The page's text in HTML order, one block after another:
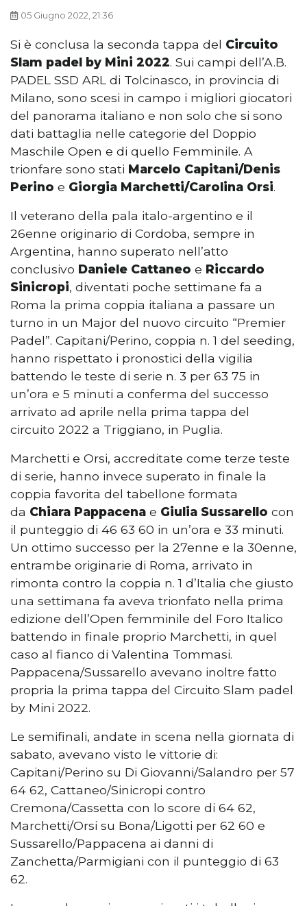
05 Giugno 2022, 21:36
Si è conclusa la seconda tappa del Circuito
Slam padel by Mini 2022. Sui campi dell’A.B.
PADEL SSD ARL di Tolcinasco, in provincia di
Milano, sono scesi in campo i migliori giocatori
del panorama italiano e non solo che si sono
dati battaglia nelle categorie del Doppio
Maschile Open e di quello Femminile. A
trionfare sono stati Marcelo Capitani/Denis
Perino e Giorgia Marchetti/Carolina Orsi.
Il veterano della pala italo-argentino e il
26enne originario di Cordoba, sempre in
Argentina, hanno superato nell’atto
conclusivo Daniele Cattaneo e Riccardo
Sinicropi, diventati poche settimane fa a
Roma la prima coppia italiana a passare un
turno in un Major del nuovo circuito “Premier
Padel”. Capitani/Perino, coppia n. 1 del seeding,
hanno rispettato i pronostici della vigilia
battendo le teste di serie n. 3 per 63 75 in
un’ora e 5 minuti a conferma del successo
arrivato ad aprile nella prima tappa del
circuito 2022 a Triggiano, in Puglia.
Marchetti e Orsi, accreditate come terze teste
di serie, hanno invece superato in finale la
coppia favorita del tabellone formata
da Chiara Pappacena e Giulia Sussarello con
il punteggio di 46 63 60 in un’ora e 33 minuti.
Un ottimo successo per la 27enne e la 30enne,
entrambe originarie di Roma, arrivato in
rimonta contro la coppia n. 1 d’Italia che giusto
una settimana fa aveva trionfato nella prima
edizione dell’Open femminile del Foro Italico
battendo in finale proprio Marchetti, in quel
caso al fianco di Valentina Tommasi.
Pappacena/Sussarello avevano inoltre fatto
propria la prima tappa del Circuito Slam padel
by Mini 2022.
Le semifinali, andate in scena nella giornata di
sabato, avevano visto le vittorie di:
Capitani/Perino su Di Giovanni/Salandro per 57
64 62, Cattaneo/Sinicropi contro
Cremona/Cassetta con lo score di 64 62,
Marchetti/Orsi su Bona/Ligotti per 62 60 e
Sussarello/Pappacena ai danni di
Zanchetta/Parmigiani con il punteggio di 63
62.